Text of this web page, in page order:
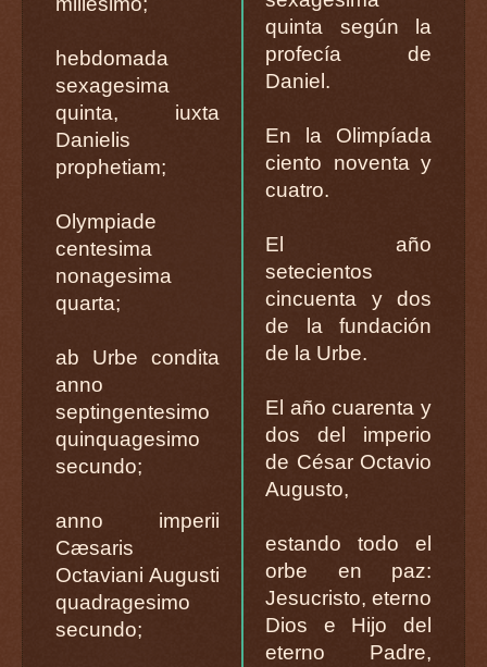
hebdomada
sexagesima
quinta, iuxta
Danielis
prophetiam;
Olympiade
centesima
nonagesima
quarta;
ab Urbe condita
anno
septingentesimo
quinquagesimo
secundo;
anno imperii
Cæsaris
Octaviani Augusti
quadragesimo
secundo;
quinta según la
profecía de
Daniel.
En la Olimpíada
ciento noventa y
cuatro.
El año
setecientos
cincuenta y dos
de la fundación
de la Urbe.
El año cuarenta y
dos del imperio
de César Octavio
Augusto,
estando todo el
orbe en paz:
Jesucristo, eterno
Dios e Hijo del
eterno Padre,